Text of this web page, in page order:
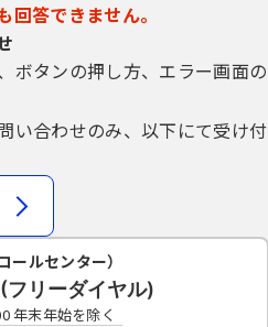
答できません。
ボタンの押し方、エラー画面の
い合わせのみ、以下にて受け付
ールセンター）
リーダイヤル)
年末年始を除く